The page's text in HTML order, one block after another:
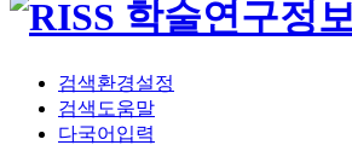
검색환경설정
검색도움말
다국어입력